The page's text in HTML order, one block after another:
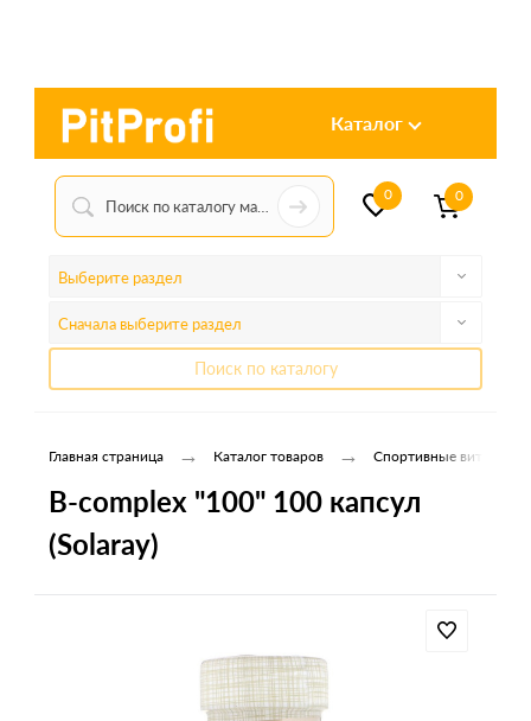
Каталог
0 0
Выберите раздел
Сначала выберите раздел
Поиск по каталогу
Главная страница → Каталог товаров → Спортивные витамины
B-complex "100" 100 капсул
(Solaray)